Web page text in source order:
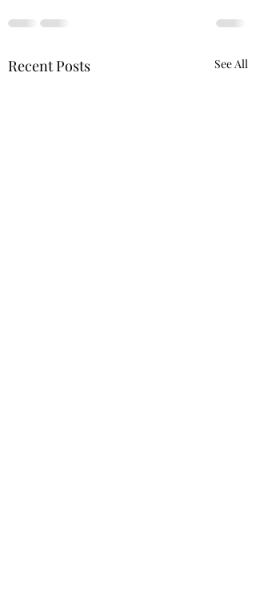
Recent Posts See All